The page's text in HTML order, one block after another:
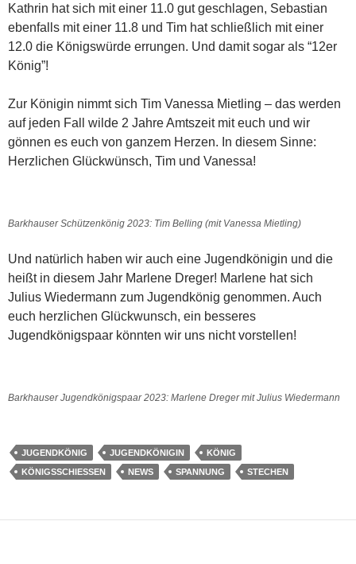
Kathrin hat sich mit einer 11.0 gut geschlagen, Sebastian
ebenfalls mit einer 11.8 und Tim hat schließlich mit einer
12.0 die Königswürde errungen. Und damit sogar als “12er
König”!
Zur Königin nimmt sich Tim Vanessa Mietling – das werden
auf jeden Fall wilde 2 Jahre Amtszeit mit euch und wir
gönnen es euch von ganzem Herzen. In diesem Sinne:
Herzlichen Glückwünsch, Tim und Vanessa!
Barkhauser Schützenkönig 2023: Tim Belling (mit Vanessa Mietling)
Und natürlich haben wir auch eine Jugendkönigin und die
heißt in diesem Jahr Marlene Dreger! Marlene hat sich
Julius Wiedermann zum Jugendkönig genommen. Auch
euch herzlichen Glückwunsch, ein besseres
Jugendkönigspaar könnten wir uns nicht vorstellen!
Barkhauser Jugendkönigspaar 2023: Marlene Dreger mit Julius Wiedermann
JUGENDKÖNIG JUGENDKÖNIGIN
KÖNIG
KÖNIGSSCHIESSEN
NEWS SPANNUNG STECHEN